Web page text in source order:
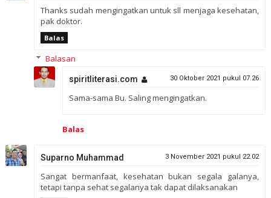
Thanks sudah mengingatkan untuk sll menjaga kesehatan,
pak doktor.
Balas
Balasan
spiritliterasi.com 30 Oktober 2021 pukul 07.26
Sama-sama Bu. Saling mengingatkan.
Balas
Suparno Muhammad 3 November 2021 pukul 22.02
Sangat bermanfaat, kesehatan bukan segala galanya,
tetapi tanpa sehat segalanya tak dapat dilaksanakan